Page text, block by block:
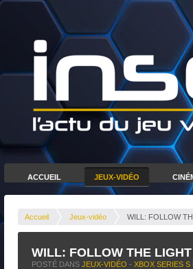
ACCUEIL JEUX-VIDÉO
Accueil Jeux-vidéo WILL: FOLLOW
WILL: FOLLOW THE
POSTÉ DANS JEUX-VIDÉO - XBOX SERIES S